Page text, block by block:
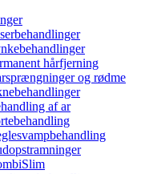
hårfjerning
og rødme
af ar